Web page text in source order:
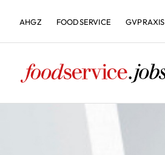
AHGZ FOODSERVICE GVPRAXIS